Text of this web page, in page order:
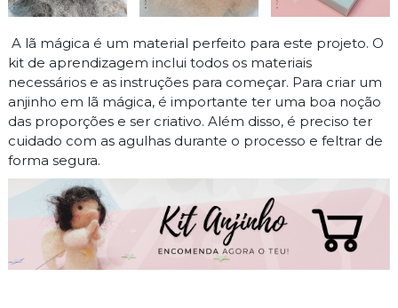
A lã mágica é um material perfeito para este projeto. O
kit de aprendizagem inclui todos os materiais
necessários e as instruções para começar. Para criar um
anjinho em lã mágica, é importante ter uma boa noção
das proporções e ser criativo. Além disso, é preciso ter
cuidado com as agulhas durante o processo e feltrar de
forma segura.